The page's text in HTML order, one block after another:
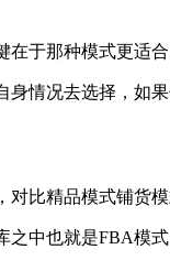
于那种模式更适
情况去选择，如
比精品模式铺货
中也就是FBA模